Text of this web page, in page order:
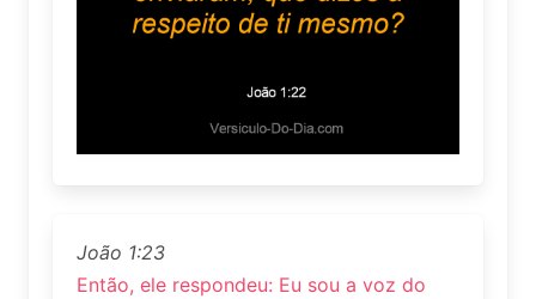
João 1:23
Então, ele respondeu: Eu sou a voz do